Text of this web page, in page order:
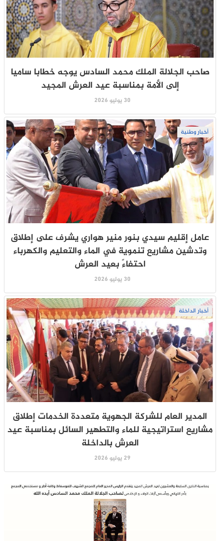
صاحب الجلالة الملك محمد السادس يوجه خطابا ساميا
إلى الأمة بمناسبة عيد العرش المجيد
30 يوليو 2026
أخبار وطنية
عامل إقليم سيدي بنور منير هواري يشرف على إطلاق
وتدشين مشاريع تنموية في الماء والتعليم والكهرباء
احتفاءً بعيد العرش
30 يوليو 2026
أخبار الداخلة
المدير العام للشركة الجهوية متعددة الخدمات إطلاق
مشاريع استراتيجية للماء والتطهير السائل بمناسبة عيد
العرش بالداخلة
29 يوليو 2026